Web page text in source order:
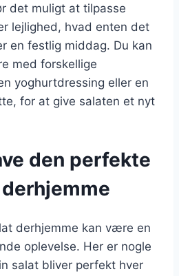
det muligt at tilpasse
lejlighed, hvad enten det
en festlig middag. Du kan
med forskellige
yoghurtdressing eller en
for at give salaten et nyt
den perfekte
derhjemme kan være en
oplevelse. Her er nogle
salat bliver perfekt hver